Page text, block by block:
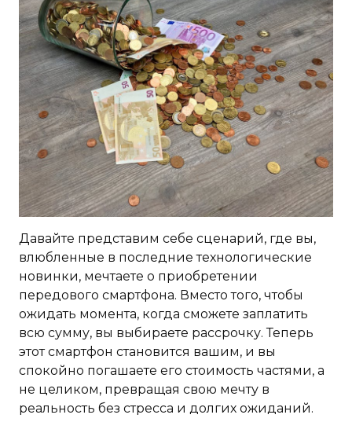
Давайте представим себе сценарий, где вы,
влюбленные в последние технологические
новинки, мечтаете о приобретении
передового смартфона. Вместо того, чтобы
ожидать момента, когда сможете заплатить
всю сумму, вы выбираете рассрочку. Теперь
этот смартфон становится вашим, и вы
спокойно погашаете его стоимость частями, а
не целиком, превращая свою мечту в
реальность без стресса и долгих ожиданий.